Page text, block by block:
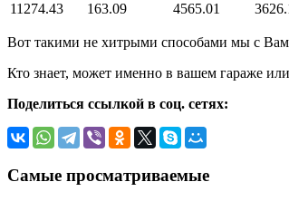
11274.43
163.09 4565.01
Вот такими не хитрыми способами мы с
Кто знает, может именно в вашем гараже
Поделиться ссылкой в соц. сетях:
Самые просматриваемые